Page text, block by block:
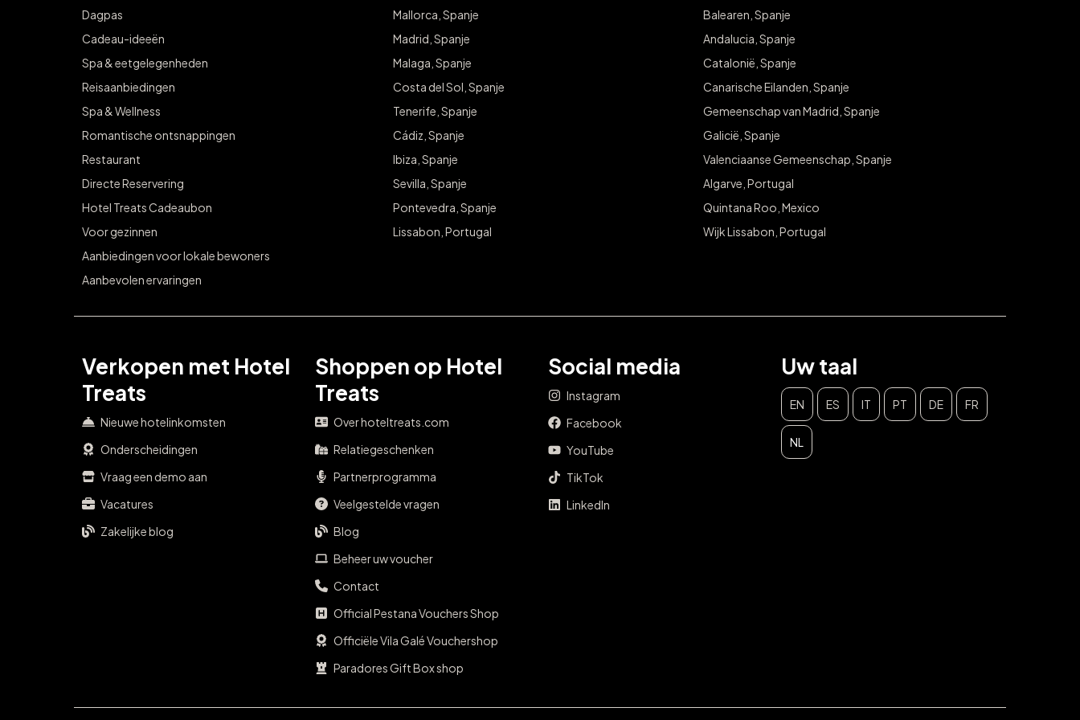
Dagpas
Cadeau-ideeën
Spa & eetgelegenheden
Reisaanbiedingen
Spa & Wellness
Romantische ontsnappingen
Restaurant
Directe Reservering
Hotel Treats Cadeaubon
Voor gezinnen
Aanbiedingen voor lokale bewoners
Aanbevolen ervaringen
Mallorca, Spanje
Madrid, Spanje
Malaga, Spanje
Costa del Sol, Spanje
Tenerife, Spanje
Cádiz, Spanje
Ibiza, Spanje
Sevilla, Spanje
Pontevedra, Spanje
Lissabon, Portugal
Balearen, Spanje
Andalucia, Spanje
Catalonië, Spanje
Canarische Eilanden, Spanje
Gemeenschap van Madrid, Spanje
Galicië, Spanje
Valenciaanse Gemeenschap, Spanje
Algarve, Portugal
Quintana Roo, Mexico
Wijk Lissabon, Portugal
Verkopen met Hotel
Treats
Nieuwe hotelinkomsten
Onderscheidingen
Vraag een demo aan
Vacatures
Zakelijke blog
Shoppen op Hotel
Treats
Over hoteltreats.com
Relatiegeschenken
Partnerprogramma
Veelgestelde vragen
Blog
Beheer uw voucher
Contact
Official Pestana Vouchers Shop
Officiële Vila Galé Vouchershop
Paradores Gift Box shop
Social media
Instagram
Facebook
YouTube
TikTok
LinkedIn
Uw taal
EN ES IT PT DE FR
NL